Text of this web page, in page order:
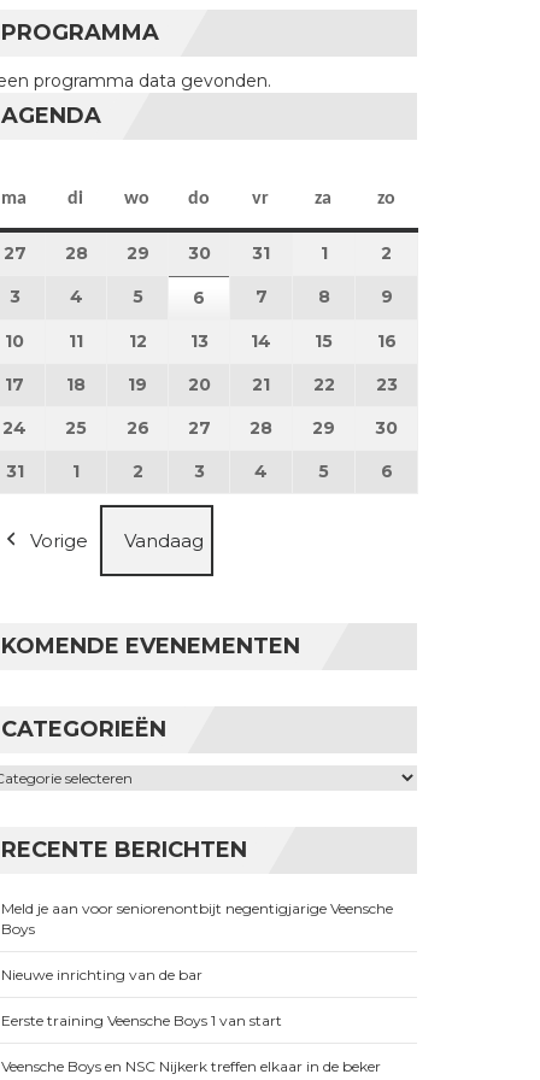
PROGRAMMA
programma data gevonden.
AGENDA
ma maandag
di dinsdag
wo woensdag
do donderdag
vr vrijdag
za zaterdag
zo
27 27 juli 2026
28 28 juli 2026
29 29 juli 2026
3030 juli 2026
31 31 juli 2026
11 augustus 2026
2
3 3 augustus 2026
4 4 augustus 2026
55 augustus 2026
6 6 augustus 2026
7 7 augustus 2026
8 8 augustus 2026
9
10 10 augustus 2026
11 11 augustus 2026
12 12 augustus 2026
13 13 augustus 2026
14 14 augustus 2026
15 15 augustus 2026
16
17 17 augustus 2026
18 18 augustus 2026
19 19 augustus 2026
20 20 augustus 2026
21 21 augustus 2026
22 22 augustus 2026
23
24 24 augustus 2026
25 25 augustus 2026
26 26 augustus 2026
27 27 augustus 2026
28 28 augustus 2026
29 29 augustus 2026
30
3131 augustus 2026
1 1 september 2026
2 2 september 2026
3 3 september 2026
4 4 september 2026
5 5 september 2026
6
Vorige Vandaag
KOMENDE EVENEMENTEN
CATEGORIEËN
RECENTE BERICHTEN
Meld je aan voor seniorenontbijt negentigjarige Veensche
Boys
Nieuwe inrichting van de bar
Eerste training Veensche Boys 1 van start
Veensche Boys en NSC Nijkerk treffen elkaar in de beker